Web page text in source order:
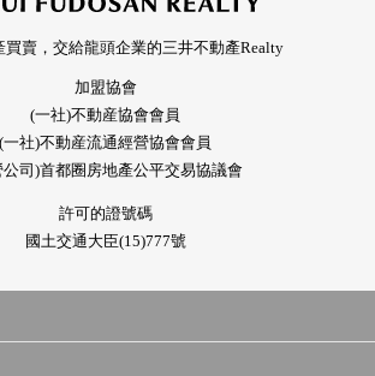
買賣，交給龍頭企業的三井不動產Realty
加盟協會
(一社)不動産協會會員
(一社)不動産流通經營協會會員
公司)首都圈房地產公平交易協議會
許可的證號碼
國土交通大臣(15)777號